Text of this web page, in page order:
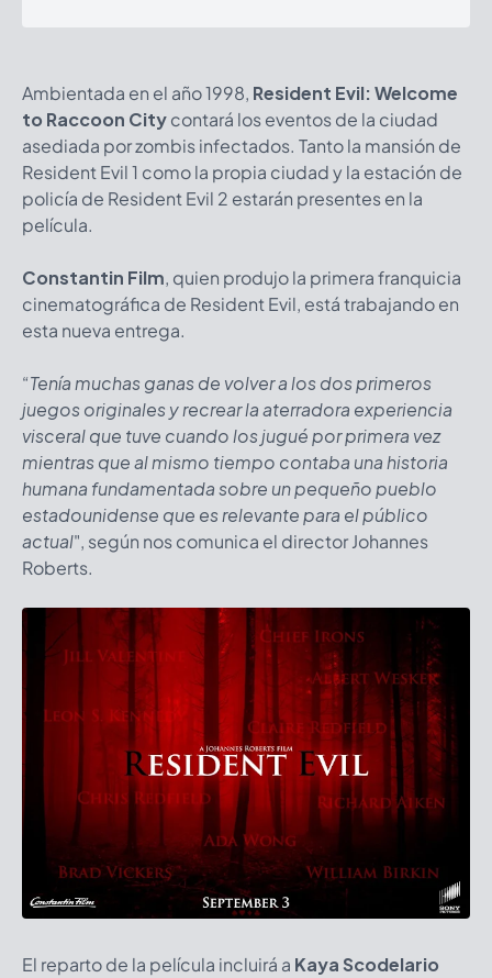
Ambientada en el año 1998, Resident Evil: Welcome
to Raccoon Citycontará los eventos de la ciudad
asediada por zombis infectados. Tanto la mansión de
Resident Evil 1 como la propia ciudad y la estación de
policía de Resident Evil 2 estarán presentes en la
película.
Constantin Film, quien produjo la primera franquicia
cinematográfica de Resident Evil, está trabajando en
esta nueva entrega.
“Tenía muchas ganas de volver a los dos primeros
juegos originales y recrear la aterradora experiencia
visceral que tuve cuando los jugué por primera vez
mientras que al mismo tiempo contaba una historia
humana fundamentada sobre un pequeño pueblo
estadounidense que es relevante para el público
actual", según nos comunica el director Johannes
Roberts.
El reparto de la película incluirá a Kaya Scodelario